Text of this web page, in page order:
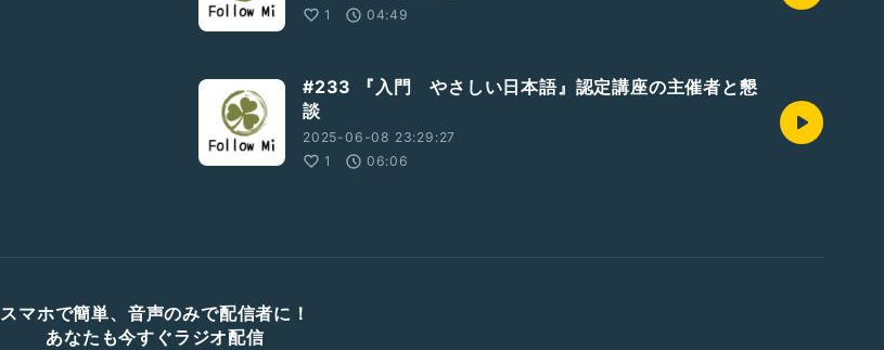
1
04:49
#233 『入門 やさしい日本語』認定講座の主催者と懇
談
2025-06-08 23:29:27
1
06:06
スマホで簡単、音声のみで配信者に！
あなたも今すぐラジオ配信